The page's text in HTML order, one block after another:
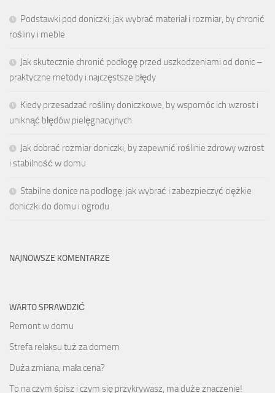
Podstawki pod doniczki: jak wybrać materiał i rozmiar, by chronić
rośliny i meble
Jak skutecznie chronić podłogę przed uszkodzeniami od donic –
praktyczne metody i najczęstsze błędy
Kiedy przesadzać rośliny doniczkowe, by wspomóc ich wzrost i
uniknąć błędów pielęgnacyjnych
Jak dobrać rozmiar doniczki, by zapewnić roślinie zdrowy wzrost
i stabilność w domu
Stabilne donice na podłogę: jak wybrać i zabezpieczyć ciężkie
doniczki do domu i ogrodu
NAJNOWSZE KOMENTARZE
WARTO SPRAWDZIĆ
Remont w domu
Strefa relaksu tuż za domem
Duża zmiana, mała cena?
To na czym śpisz i czym się przykrywasz, ma duże znaczenie!